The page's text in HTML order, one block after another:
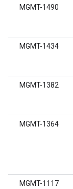
MGMT-1490
MGMT-1434
MGMT-1382
MGMT-1364
MGMT-1117